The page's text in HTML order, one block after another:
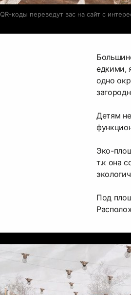
QR-коды переведут вас на сайт с
едкими,
одно
Детям
Эко-
т.к она
Под